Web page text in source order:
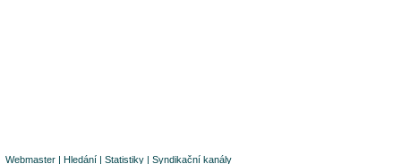
Webmaster | Hledání | Statistiky | Syndikační kanály